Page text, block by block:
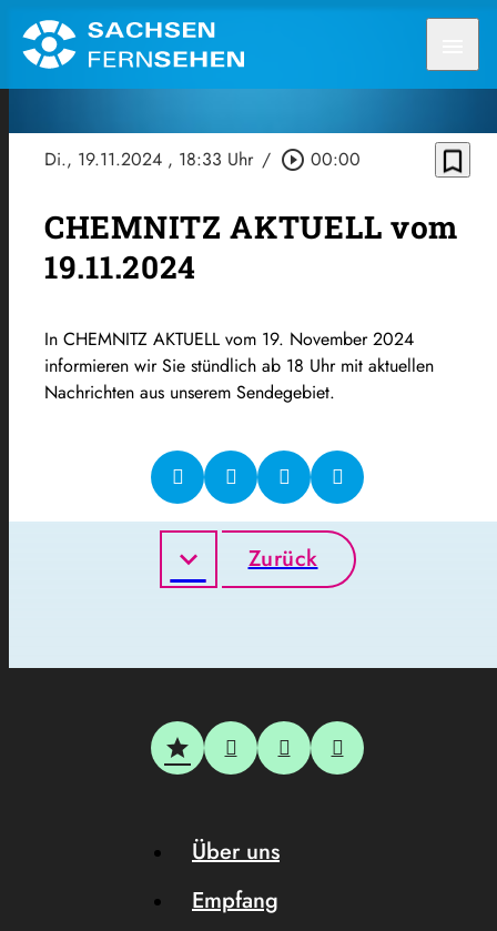
Di., 19.11.2024 , 18:33 Uhr / play_circle_outline 00:00 bookmark_border
CHEMNITZ AKTUELL vom
19.11.2024
In CHEMNITZ AKTUELL vom 19. November 2024
informieren wir Sie stündlich ab 18 Uhr mit aktuellen
Nachrichten aus unserem Sendegebiet.
Zurück
Über uns
Empfang